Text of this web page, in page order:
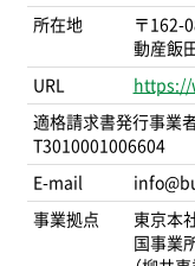
所在地
〒162-
動産飯
URL https://
適格請求書発行事業
T3010001006604
E-mail
事業拠点
東京本
国事業